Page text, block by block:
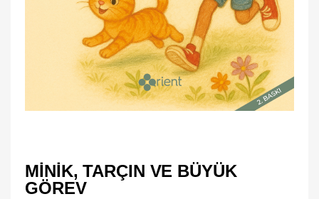
MINIK, TARÇIN VE BÜYÜK
GÖREV